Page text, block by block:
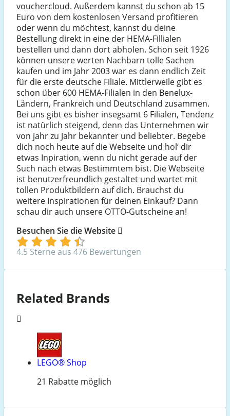
vouchercloud. Außerdem kannst du schon ab 15
Euro von dem kostenlosen Versand profitieren
oder wenn du möchtest, kannst du deine
Bestellung direkt in eine der HEMA-Fillialen
bestellen und dann dort abholen. Schon seit 1926
können unsere werten Nachbarn tolle Sachen
kaufen und im Jahr 2003 war es dann endlich Zeit
für die erste deutsche Filiale. Mittlerweile gibt es
schon über 600 HEMA-Filialen in den Benelux-
Ländern, Frankreich und Deutschland zusammen.
Bei uns gibt es bisher insegsamt 6 Filialen, Tendenz
ist natürlich steigend, denn das Unternehmen wir
von jahr zu Jahr bekannter und beliebter. Begebe
dich noch heute auf die Webseite und hol‘ dir
etwas Inpiration, wenn du nicht gerade auf der
Such nach etwas Bestimmtem bist. Die Webseite
ist benutzerfreundlich gestaltet und wartet mit
tollen Produktbildern auf dich. Brauchst du
weitere Inspirationen für deinen Einkauf? Dann
schau dir auch unsere OTTO-Gutscheine an!
Besuchen Sie die Website
4.5 Sterne aus 476 Bewertungen
Related Brands
LEGO® Shop
21 Rabatte möglich